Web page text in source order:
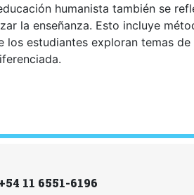
humanista también se
la enseñanza. Esto incluye
los estudiantes exploran temas
11 6551-6196